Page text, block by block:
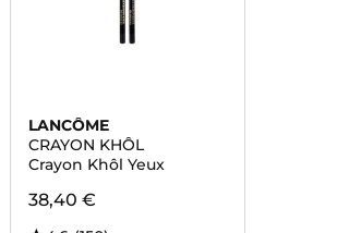
LANCÔME
CRAYON KHÔL
Crayon Khôl Yeux
38,40 €